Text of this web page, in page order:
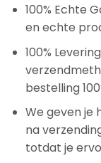
100% Echte
en echte
100%
bestelling
We geven je
na
totdat je